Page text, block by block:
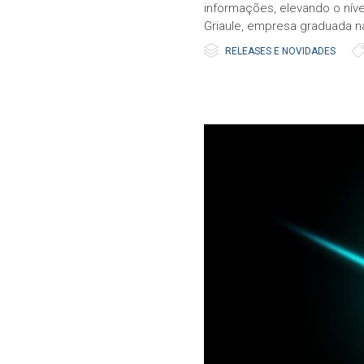
informações, elevando o
Griaule, empresa graduada

Category
RELEASES E NOVIDADES